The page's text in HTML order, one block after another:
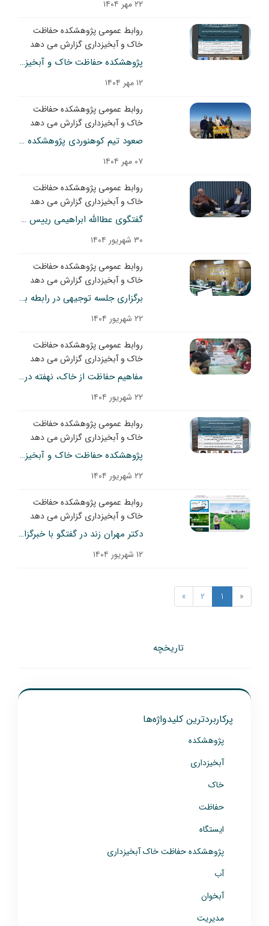
۲۲ مهر ۱۴۰۴
روابط عمومی پژوهشکده حفاظت
خاک و آبخیزداری گزارش می دهد
پژوهشکده حفاظت خاک و آبخیزداری برگزار می‌کند:
۱۲ مهر ۱۴۰۴
روابط عمومی پژوهشکده حفاظت
خاک و آبخیزداری گزارش می دهد
صعود تیم کوهنوردی پژوهشکده به قله بزقوش
۰۷ مهر ۱۴۰۴
روابط عمومی پژوهشکده حفاظت
خاک و آبخیزداری گزارش می دهد
گفتگوی عطاالله ابراهیمی رییس پژوهشکده حفاظت خاک و آبخیزداری و محمد درویش کنشگر محیط زیست
۳۰ شهریور ۱۴۰۴
روابط عمومی پژوهشکده حفاظت
خاک و آبخیزداری گزارش می دهد
برگزاری جلسه توجیهی در رابطه با اکوسیستم های نوآوری
۲۲ شهریور ۱۴۰۴
روابط عمومی پژوهشکده حفاظت
خاک و آبخیزداری گزارش می دهد
مفاهیم حفاظت از خاک، نهفته در خاک و گل بازی کودکان
۲۲ شهریور ۱۴۰۴
روابط عمومی پژوهشکده حفاظت
خاک و آبخیزداری گزارش می دهد
پژوهشکده حفاظت خاک و آبخیزداری برگزار می‌کند
۲۲ شهریور ۱۴۰۴
روابط عمومی پژوهشکده حفاظت
خاک و آبخیزداری گزارش می دهد
دکتر مهران زند در گفتگو با خبرگزاری دنیای اقتصاد،: رهیافت مغفول «کشاورزی هوشمند به اقلیم»
۱۲ شهریور ۱۴۰۴
«
1
2
»
تاریخچه
پرکاربردترین کلیدواژه‌ها
پژوهشکده
آبخیزداری
خاک
حفاظت
ایستگاه
پژوهشکده حفاظت خاک آبخیزداری
آب
آبخوان
مدیریت